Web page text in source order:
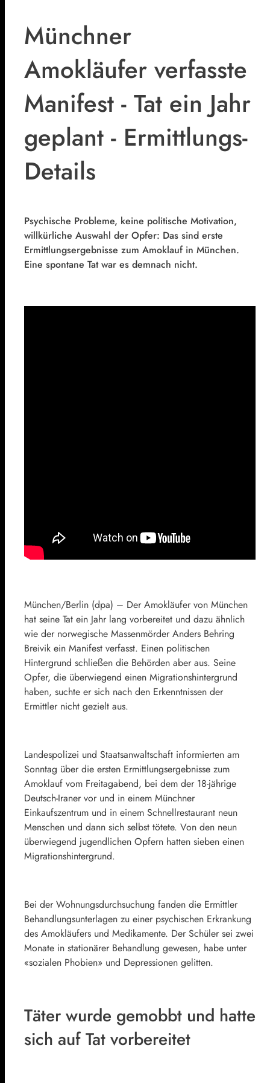
Münchner
Amokläufer verfasste
Manifest - Tat ein Jahr
geplant - Ermittlungs-
Details
Psychische Probleme, keine politische Motivation,
willkürliche Auswahl der Opfer: Das sind erste
Ermittlungsergebnisse zum Amoklauf in München.
Eine spontane Tat war es demnach nicht.
München/Berlin (dpa) – Der Amokläufer von München
hat seine Tat ein Jahr lang vorbereitet und dazu ähnlich
wie der norwegische Massenmörder Anders Behring
Breivik ein Manifest verfasst. Einen politischen
Hintergrund schließen die Behörden aber aus. Seine
Opfer, die überwiegend einen Migrationshintergrund
haben, suchte er sich nach den Erkenntnissen der
Ermittler nicht gezielt aus.
Landespolizei und Staatsanwaltschaft informierten am
Sonntag über die ersten Ermittlungsergebnisse zum
Amoklauf vom Freitagabend, bei dem der 18-jährige
Deutsch-Iraner vor und in einem Münchner
Einkaufszentrum und in einem Schnellrestaurant neun
Menschen und dann sich selbst tötete. Von den neun
überwiegend jugendlichen Opfern hatten sieben einen
Migrationshintergrund.
Bei der Wohnungsdurchsuchung fanden die Ermittler
Behandlungsunterlagen zu einer psychischen Erkrankung
des Amokläufers und Medikamente. Der Schüler sei zwei
Monate in stationärer Behandlung gewesen, habe unter
«sozialen Phobien» und Depressionen gelitten.
Täter wurde gemobbt und hatte
sich auf Tat vorbereitet